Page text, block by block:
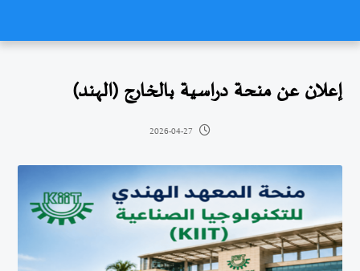
إعلان عن منحة دراسية بالخارج (الهند)
2026-04-27